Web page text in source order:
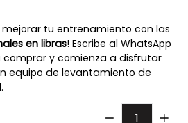
mejorar tu entrenamiento con las
en libras! Escribe al WhatsApp
comprar y comienza a disfrutar
equipo de levantamiento de